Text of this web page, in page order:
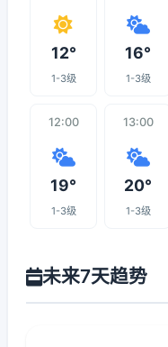
12°
1-3级
16°
1-3级
12:00
19°
1-3级
13:00
20°
1-3级
未来7天趋势